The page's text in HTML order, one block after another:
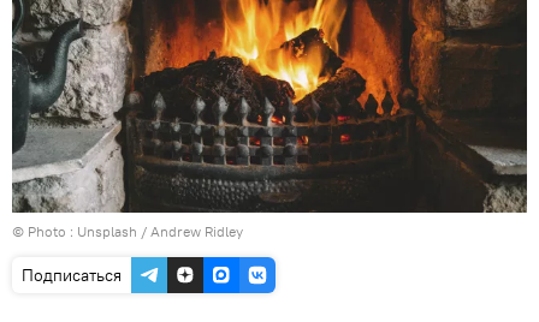
© Photo : Unsplash / Andrew Ridley
Подписаться